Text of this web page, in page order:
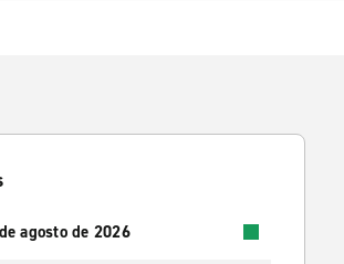
agosto de 2026